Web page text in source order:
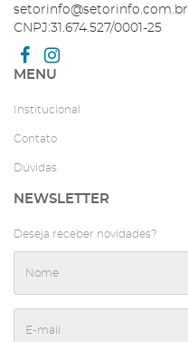
setorinfo@setorinfo.com.br
CNPJ:31.674.527/0001-25
MENU
Institucional
Contato
Dúvidas
NEWSLETTER
Deseja receber novidades?